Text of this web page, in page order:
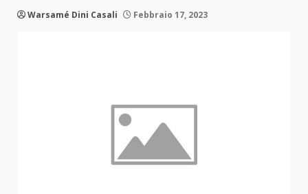
Warsamé Dini Casali Febbraio 17, 2023